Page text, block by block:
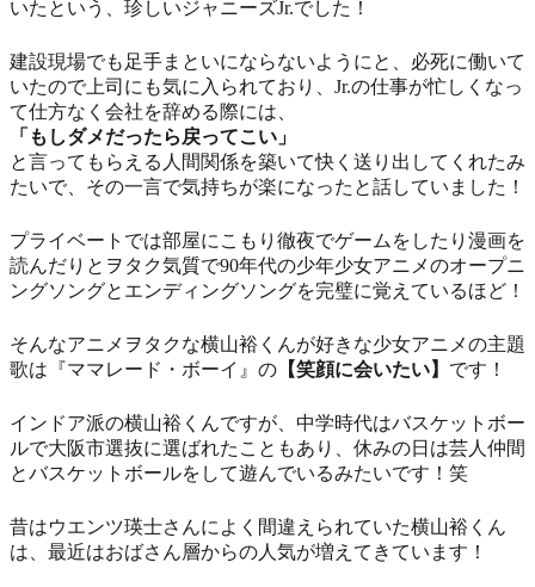
いたという、珍しいジャニーズJr.でした！
建設現場でも足手まといにならないようにと、必死に働いて
いたので上司にも気に入られており、Jr.の仕事が忙しくなっ
て仕方なく会社を辞める際には、
「もしダメだったら戻ってこい」
と言ってもらえる人間関係を築いて快く送り出してくれたみ
たいで、その一言で気持ちが楽になったと話していました！
プライベートでは部屋にこもり徹夜でゲームをしたり漫画を
読んだりとヲタク気質で90年代の少年少女アニメのオープニ
ングソングとエンディングソングを完璧に覚えているほど！
そんなアニメヲタクな横山裕くんが好きな少女アニメの主題
歌は『ママレード・ボーイ』の 【笑顔に会いたい】 です！
インドア派の横山裕くんですが、中学時代はバスケットボー
ルで大阪市選抜に選ばれたこともあり、休みの日は芸人仲間
とバスケットボールをして遊んでいるみたいです！笑
昔はウエンツ瑛士さんによく間違えられていた横山裕くん
は、最近はおばさん層からの人気が増えてきています！